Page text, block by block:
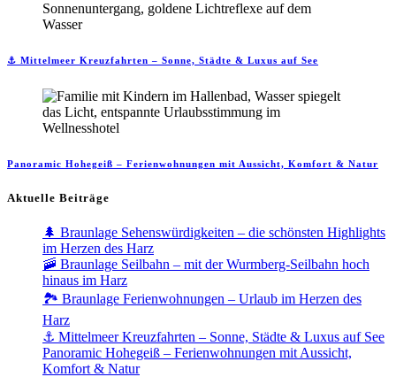
⚓ Mittelmeer Kreuzfahrten – Sonne, Städte & Luxus auf See
Panoramic Hohegeiß – Ferienwohnungen mit Aussicht, Komfort & Natur
Aktuelle Beiträge
🌲 Braunlage Sehenswürdigkeiten – die schönsten Highlights
im Herzen des Harz
🚠 Braunlage Seilbahn – mit der Wurmberg-Seilbahn hoch
hinaus im Harz
🏞️ Braunlage Ferienwohnungen – Urlaub im Herzen des
Harz
⚓ Mittelmeer Kreuzfahrten – Sonne, Städte & Luxus auf See
Panoramic Hohegeiß – Ferienwohnungen mit Aussicht,
Komfort & Natur